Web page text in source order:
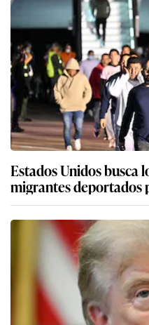
Estados Unidos busca
migrantes deportados